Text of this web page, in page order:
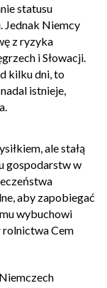
statusu
Jednak Niemcy
z ryzyka
i Słowacji.
kilku dni, to
istnieje,
ale stałą
gospodarstw w
aby zapobiegać
wybuchowi
Cem